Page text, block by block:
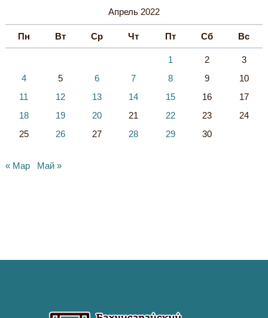
Апрель 2022
Пн Вт Ср Чт Пт Сб Вс
1 2
3
4
5 6 7 8 9
10
11
12 13 14 15 16
17
18
19 20 21 22 23
24
25
26 27 28 29 30
« Мар Май »